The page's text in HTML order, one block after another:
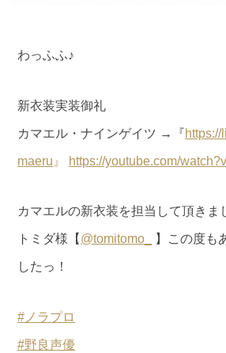
わっふふ♪
新衣装実装御礼
カマエル・ナインゲイツ →『
maeru 』 https://youtube.com/
カマエルの新衣装を担当して頂きま
トミダ様【 @tomitomo_ 】この度も
したっ！
#ノラプロ
#野良声優